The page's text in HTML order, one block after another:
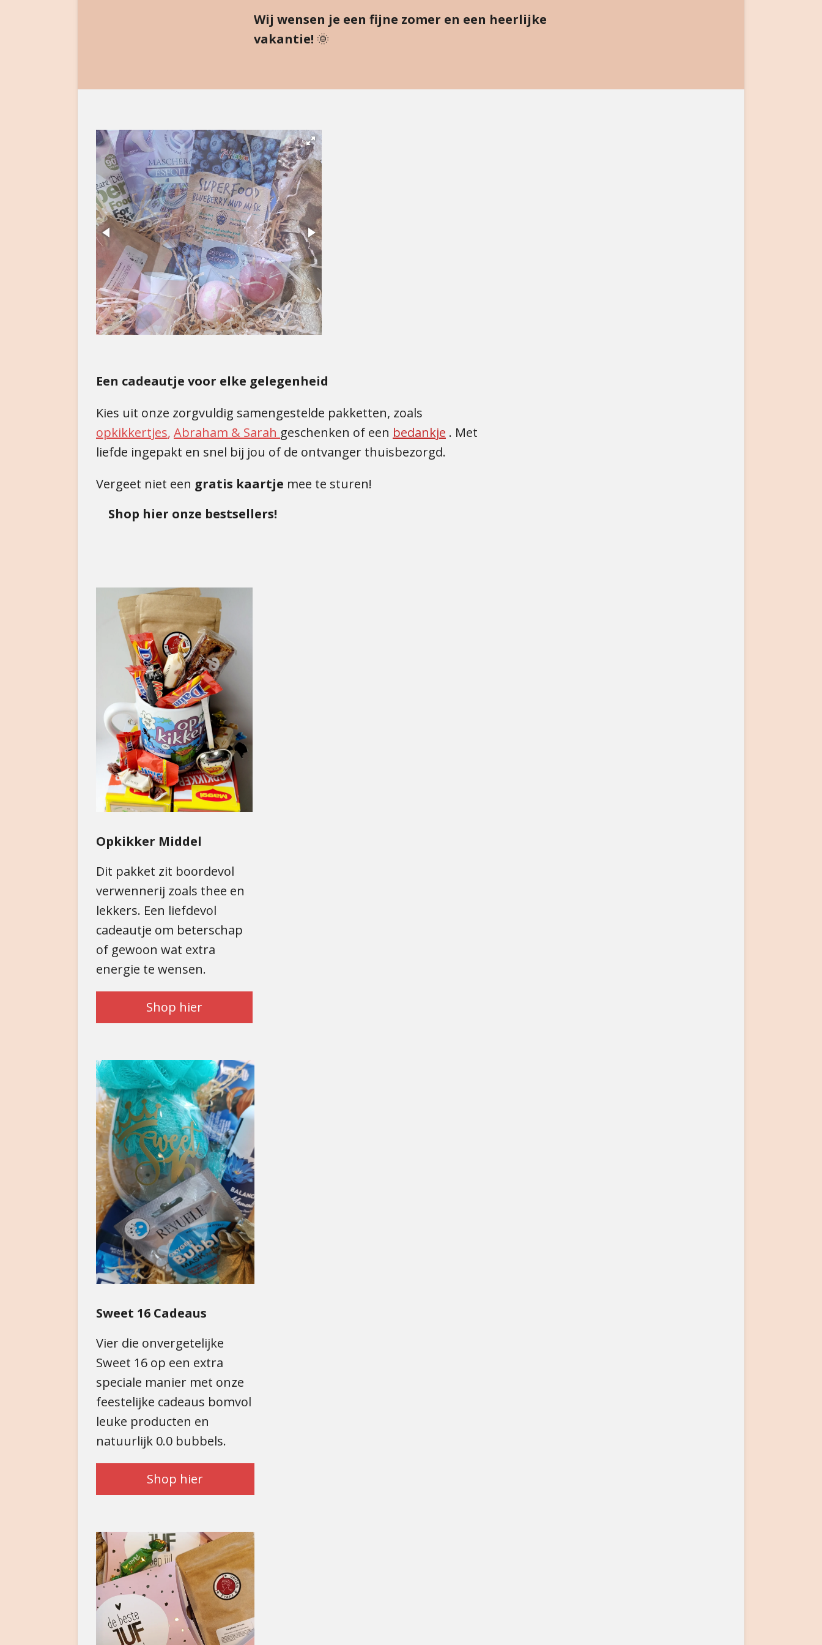
Wij wensen je een fijne zomer en een heerlijke
vakantie! 🌞
Een cadeautje voor elke gelegenheid
Kies uit onze zorgvuldig samengestelde pakketten, zoals
opkikkertjes, Abraham & Sarah geschenken of een bedankje . Met
liefde ingepakt en snel bij jou of de ontvanger thuisbezorgd.
Vergeet niet een gratis kaartje mee te sturen!
Shop hier onze bestsellers!
Opkikker Middel
Dit pakket zit boordevol
verwennerij zoals thee en
lekkers. Een liefdevol
cadeautje om beterschap
of gewoon wat extra
energie te wensen.
Shop hier
Sweet 16 Cadeaus
Vier die onvergetelijke
Sweet 16 op een extra
speciale manier met onze
feestelijke cadeaus bomvol
leuke producten en
natuurlijk 0.0 bubbels.
Shop hier